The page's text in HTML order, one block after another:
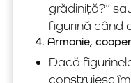
grădiniță?”
figurină când
4. Armonie,
Dacă
construiesc